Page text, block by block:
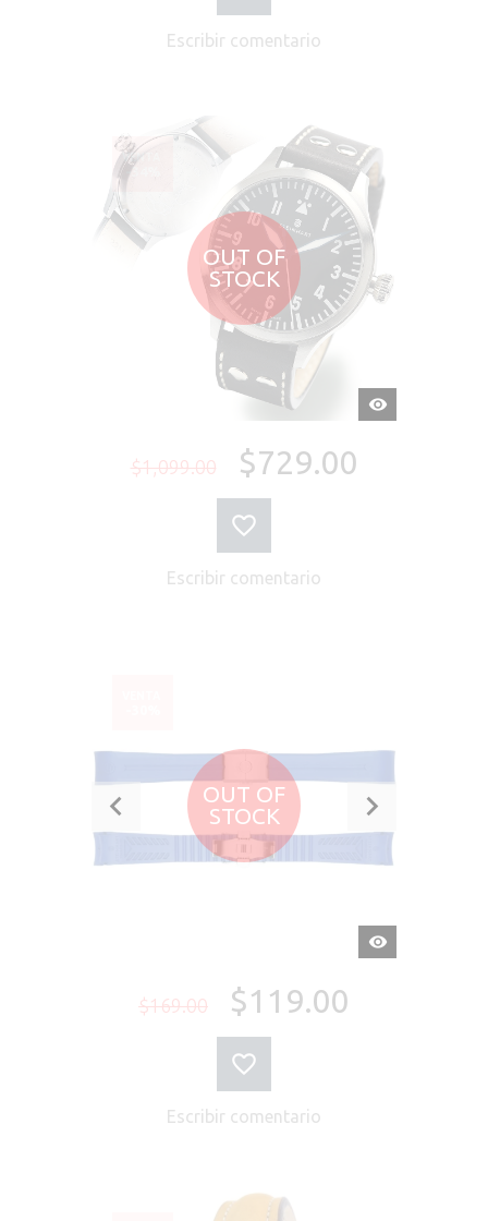
Escribir comentario
OUT OF
STOCK
VISTA
RÁPIDA
$1,099.00 $729.00
VENTA
-34%
Escribir comentario
OUT OF
STOCK
VISTA
RÁPIDA
$169.00 $119.00
Escribir comentario